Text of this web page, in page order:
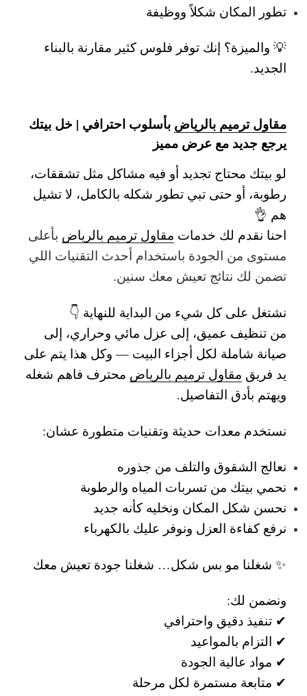
تطور المكان شكلاً ووظيفة
💡 والميزة؟ إنك توفر فلوس كثير مقارنة بالبناء
الجديد.
مقاول ترميم بالرياض بأسلوب احترافي | خل بيتك
يرجع جديد مع عرض مميز
لو بيتك محتاج تجديد أو فيه مشاكل مثل تشققات،
رطوبة، أو حتى تبي تطور شكله بالكامل، لا تشيل
هم 👌
احنا نقدم لك خدمات مقاول ترميم بالرياض بأعلى
مستوى من الجودة باستخدام أحدث التقنيات اللي
تضمن لك نتائج تعيش معك سنين.
نشتغل على كل شيء من البداية للنهاية 👇
من تنظيف عميق، إلى عزل مائي وحراري، إلى
صيانة شاملة لكل أجزاء البيت — وكل هذا يتم على
يد فريق مقاول ترميم بالرياض محترف فاهم شغله
ويهتم بأدق التفاصيل.
نستخدم معدات حديثة وتقنيات متطورة عشان:
نعالج الشقوق والتلف من جذوره
نحمي بيتك من تسربات المياه والرطوبة
نحسن شكل المكان ونخليه كأنه جديد
نرفع كفاءة العزل ونوفر عليك بالكهرباء
✨ شغلنا مو بس شكل… شغلنا جودة تعيش معك
ونضمن لك:
✔ تنفيذ دقيق واحترافي
✔ التزام بالمواعيد
✔ مواد عالية الجودة
✔ متابعة مستمرة لكل مرحلة